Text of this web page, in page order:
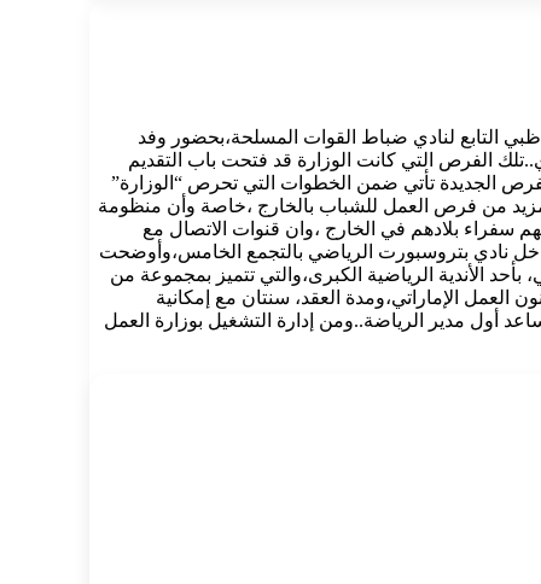
ظبي التابع لنادي ضباط القوات المسلحة،بحضور وفد
في مجال الإعداد البدني بالنادي..تلك الفرص التي كانت الوزارة قد فتحت باب التقديم
الجديدة تأتي ضمن الخطوات التي تحرص “الوزارة”
من فرص العمل للشباب بالخارج ،خاصة وأن منظومة
سفراء بلادهم في الخارج ،وان قنوات الاتصال مع
نادي بتروسبورت الرياضي بالتجمع الخامس،وأوضحت
الأندية الرياضية الكبرى،والتي تتميز بمجموعة من
شامل بدل السكن والانتقالات،وأن ساعات العمل، 8 ساعات يوميًا، وفقًا لقانون العمل الإماراتي،ومدة العقد، سنتان مع إمكانية
أول مدير الرياضة..ومن إدارة التشغيل بوزارة العمل